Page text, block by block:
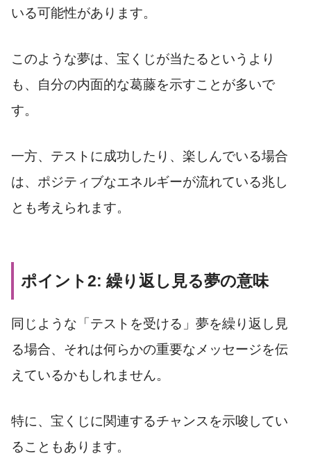
いる可能性があります。
このような夢は、宝くじが当たるというより
も、自分の内面的な葛藤を示すことが多いで
す。
一方、テストに成功したり、楽しんでいる場合
は、ポジティブなエネルギーが流れている兆し
とも考えられます。
ポイント2: 繰り返し見る夢の意味
同じような「テストを受ける」夢を繰り返し見
る場合、それは何らかの重要なメッセージを伝
えているかもしれません。
特に、宝くじに関連するチャンスを示唆してい
ることもあります。